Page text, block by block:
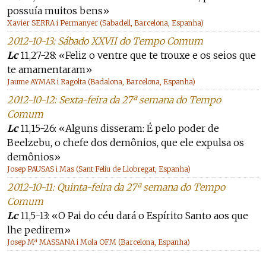
possuía muitos bens»
Xavier SERRA i Permanyer (Sabadell, Barcelona, Espanha)
2012-10-13: Sábado XXVII do Tempo Comum
Lc11,27-28: «Feliz o ventre que te trouxe e os seios que
te amamentaram»
Jaume AYMAR i Ragolta (Badalona, Barcelona, Espanha)
2012-10-12: Sexta-feira da 27ª semana do Tempo
Comum
Lc11,15-26: «Alguns disseram: É pelo poder de
Beelzebu, o chefe dos demônios, que ele expulsa os
demônios»
Josep PAUSAS i Mas (Sant Feliu de Llobregat, Espanha)
2012-10-11: Quinta-feira da 27ª semana do Tempo
Comum
Lc11,5-13: «O Pai do céu dará o Espírito Santo aos que
lhe pedirem»
Josep Mª MASSANA i Mola OFM (Barcelona, Espanha)